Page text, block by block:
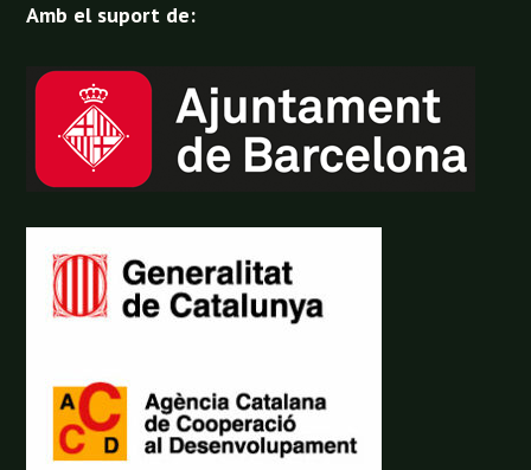
Amb el suport de: